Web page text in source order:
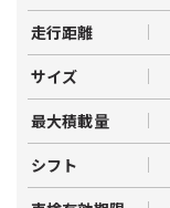
走行距離
サイズ
最大積載量
シフト